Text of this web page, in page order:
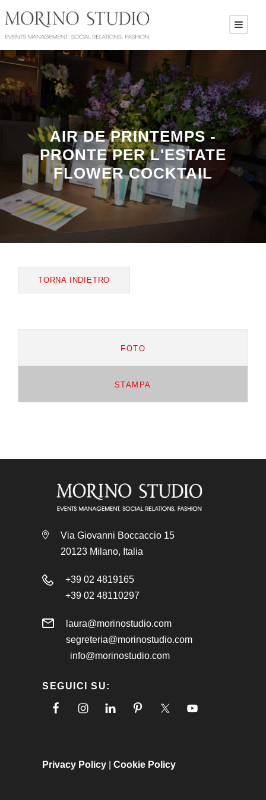
AIR DE PRINTEMPS -
PRONTE PER L'ESTATE
FLOWER COCKTAIL
TORNA INDIETRO
FOTO
STAMPA
Via Giovanni Boccaccio 15
20123 Milano, Italia
+39 02 4819165
+39 02 48110297
laura@morinostudio.com
segreteria@morinostudio.com
info@morinostudio.com
SEGUICI SU:
Privacy Policy Cookie Policy